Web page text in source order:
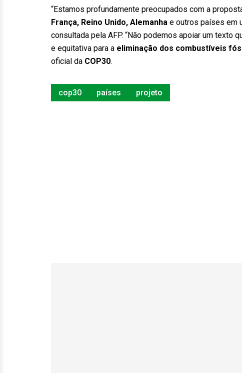
“Estamos profundamente preocupados com a
França, Reino Unido, Alemanha e outros países em
consultada pela AFP. “Não podemos apoiar um texto
e equitativa para a eliminação dos combustíveis
oficial da COP30.
cop30 países projeto